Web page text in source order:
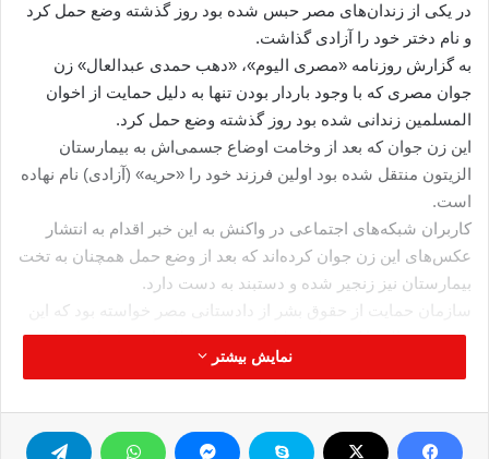
در یکی از زندان‌های مصر حبس شده بود روز گذشته وضع حمل کرد
و نام دختر خود را آزادی گذاشت.
به گزارش روزنامه «مصری الیوم»، «دهب حمدی عبدالعال» زن
جوان مصری که با وجود باردار بودن تنها به دلیل حمایت از اخوان
المسلمین زندانی شده بود روز گذشته وضع حمل کرد.
این زن جوان که بعد از وخامت اوضاع جسمی‌اش به بیمارستان
الزیتون منتقل شده بود اولین فرزند خود را «حریه» (آزادی) نام نهاده
است.
کاربران شبکه‌های اجتماعی در واکنش به این خبر اقدام به انتشار
عکس‌های این زن جوان کرده‌‌اند که بعد از وضع حمل همچنان به تخت
بیمارستان نیز زنجیر شده و دستبند به دست دارد.
سازمان حمایت از حقوق بشر از دادستانی مصر خواسته بود که این
مادر ۱۹ ساله را که تنها به دلیل حضور در تظاهرات حامیان اخوان
زندانی شده به دلیل شرایط ویژه اش آزاد کند.
آزادی این مادر جوان وی را به شرط اعلام و تضمین محل اقامتش
صادر کرده است.
نمایش بیشتر